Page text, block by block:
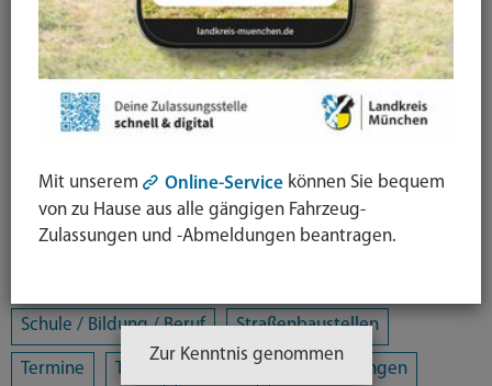
Ausländerrecht & Integration Bauen und Wohnen
Bürgerschaftliches Engagement Chancengleichheit
Eltern- und Jugendberatungsstelle
Freizeit / Kultur / Sport Jugendhilfeplanung
Landratsamt Mobilität
Schule / Bildung / Beruf Straßenbaustellen
Termine Tiere Veranstaltungen
Mit unserem Online-Service können Sie bequem
von zu Hause aus alle gängigen Fahrzeug-
Zulassungen und -Abmeldungen beantragen.
Zur Kenntnis genommen